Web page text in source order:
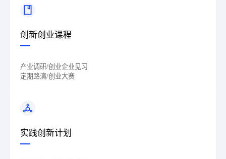
创新创业课程
产业调研/创业企业见习
定期路演/创业大赛
实践创新计划